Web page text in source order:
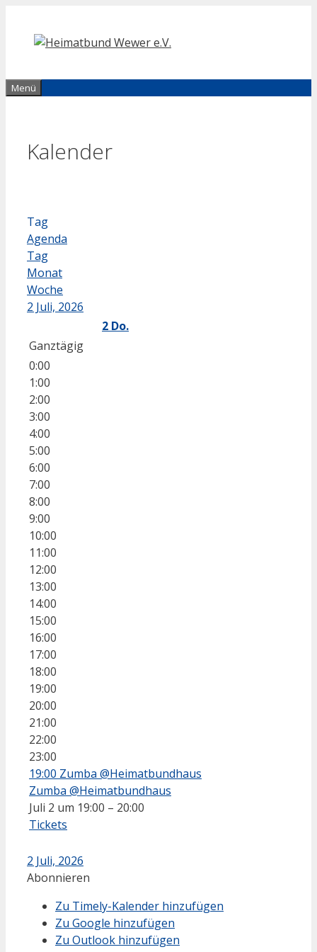
Inhalt
springen
Menü
Kalender
Tag
Agenda
Tag
Monat
Woche
2 Juli, 2026
2 Do.
Ganztägig
0:00
1:00
2:00
3:00
4:00
5:00
6:00
7:00
8:00
9:00
10:00
11:00
12:00
13:00
14:00
15:00
16:00
17:00
18:00
19:00
20:00
21:00
22:00
23:00
19:00 Zumba @Heimatbundhaus
Zumba @Heimatbundhaus
Juli 2 um 19:00 – 20:00
Tickets
2 Juli, 2026
Abonnieren
Zu Timely-Kalender hinzufügen
Zu Google hinzufügen
Zu Outlook hinzufügen